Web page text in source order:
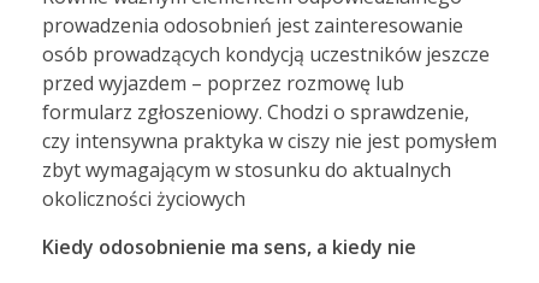
prowadzenia odosobnień jest zainteresowanie
osób prowadzących kondycją uczestników jeszcze
przed wyjazdem – poprzez rozmowę lub
formularz zgłoszeniowy. Chodzi o sprawdzenie,
czy intensywna praktyka w ciszy nie jest pomysłem
zbyt wymagającym w stosunku do aktualnych
okoliczności życiowych
Kiedy odosobnienie ma sens, a kiedy nie